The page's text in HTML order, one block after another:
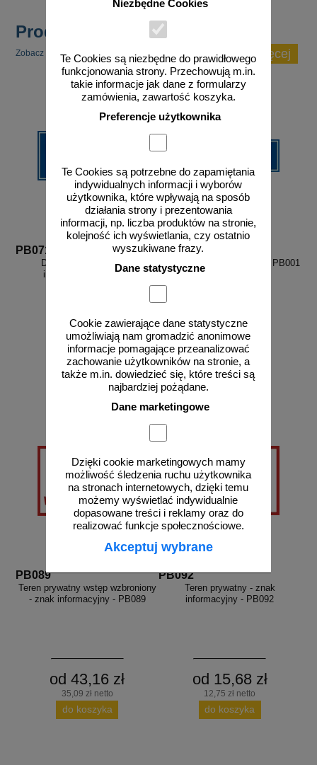
Niezbędne Cookies
Te Cookies są niezbędne do prawidłowego
funkcjonowania strony. Przechowują m.in.
takie informacje jak dane z formularzy
zamówienia, zawartość koszyka.
Preferencje użytkownika
Te Cookies są potrzebne do zapamiętania
indywidualnych informacji i wyborów
użytkownika, które wpływają na sposób
działania strony i prezentowania
informacji, np. liczba produktów na stronie,
kolejność ich wyświetlania, czy ostatnio
wyszukiwane frazy.
Dane statystyczne
Cookie zawierające dane statystyczne
umożliwiają nam gromadzić anonimowe
informacje pomagające przeanalizować
zachowanie użytkowników na stronie, a
także m.in. dowiedzieć się, które treści są
najbardziej pożądane.
Dane marketingowe
Dzięki cookie marketingowych mamy
możliwość śledzenia ruchu użytkownika
na stronach internetowych, dzięki temu
możemy wyświetlać indywidualnie
dopasowane treści i reklamy oraz do
realizować funkcje społecznościowe.
Akceptuj wybrane
Produkty popularne
Zobacz inne popularne produkty w tej kategorii. zobacz więcej
PB071
Do biura w lewo - znak
informacyjny - PB071
od 27,36 zł
22,24 zł netto
do koszyka
PB001
Biuro - znak informacyjny - PB001
od 10,54 zł
8,57 zł netto
do koszyka
PB089
Teren prywatny wstęp wzbroniony
- znak informacyjny - PB089
od 43,16 zł
35,09 zł netto
do koszyka
PB092
Teren prywatny - znak
informacyjny - PB092
od 15,68 zł
12,75 zł netto
do koszyka